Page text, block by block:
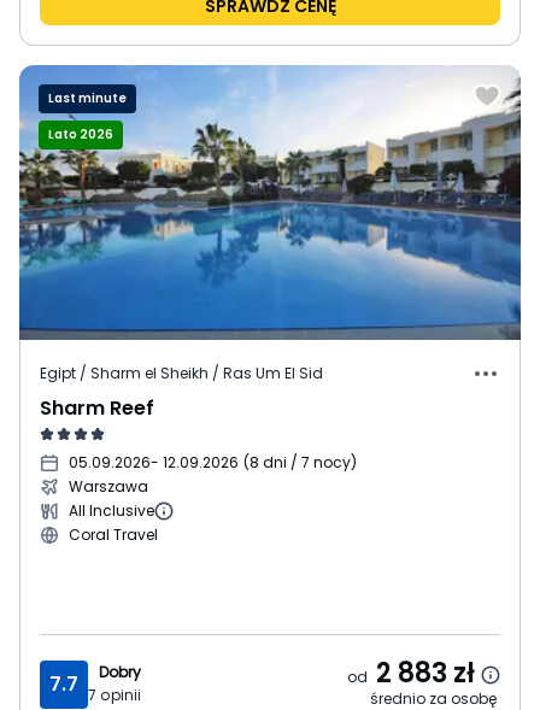
SPRAWDŹ CENĘ
Last minute
Lato 2026
Egipt / Sharm el Sheikh / Ras Um El Sid
Sharm Reef
05.09.2026- 12.09.2026 (8 dni / 7 nocy)
Warszawa
All Inclusive
Coral Travel
7.7
Dobry
7 opinii
od 2 883 zł
średnio za osobę